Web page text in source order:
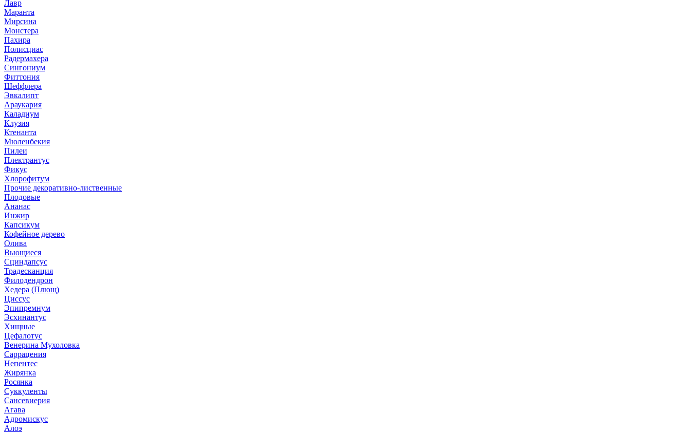
Лавр
Маранта
Мирсина
Монстера
Пахира
Полисциас
Радермахера
Сингониум
Фиттония
Шеффлера
Эвкалипт
Араукария
Каладиум
Клузия
Ктенанта
Мюленбекия
Пилеи
Плектрантус
Фикус
Хлорофитум
Прочие декоративно-лиственные
Плодовые
Ананас
Инжир
Капсикум
Кофейное дерево
Олива
Вьющиеся
Сциндапсус
Традесканция
Филодендрон
Хедера (Плющ)
Циссус
Эпипремнум
Эсхинантус
Хищные
Цефалотус
Венерина Мухоловка
Саррацения
Непентес
Жирянка
Росянка
Суккуленты
Сансевиерия
Агава
Адромискус
Алоэ